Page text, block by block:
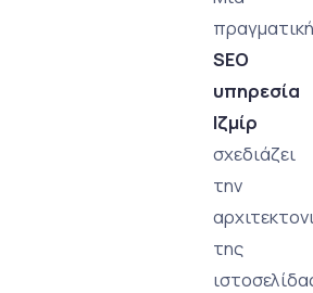
πραγματική
SEO
υπηρεσία
Ιζμίρ
σχεδιάζει
την
της